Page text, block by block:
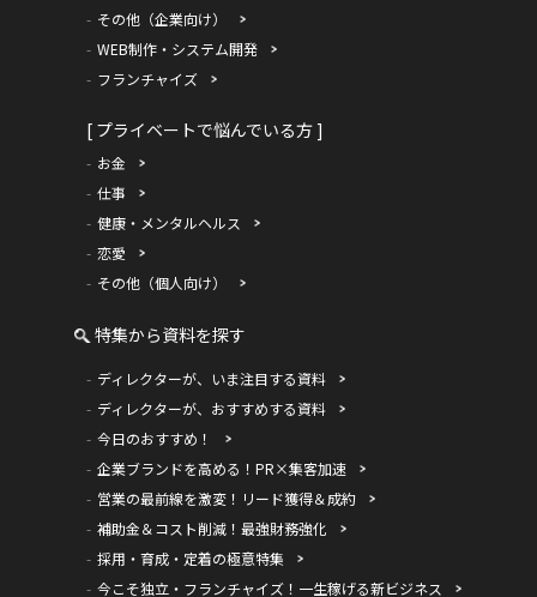
その他（企業向け）
WEB制作・システム開発
フランチャイズ
[ プライベートで悩んでいる方 ]
お金
仕事
健康・メンタルヘルス
恋愛
その他（個人向け）
特集から資料を探す
ディレクターが、いま注目する資料
ディレクターが、おすすめする資料
今日のおすすめ！
企業ブランドを高める！PR×集客加速
営業の最前線を激変！リード獲得＆成約
補助金＆コスト削減！最強財務強化
採用・育成・定着の極意特集
今こそ独立・フランチャイズ！一生稼げる新ビジネス